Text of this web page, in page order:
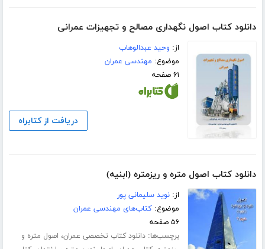
دانلود کتاب اصول نگهداری مصالح و تجهیزات عمرانی
از: وحید عبدالوهاب
موضوع: مهندسی عمران
۶۱ صفحه
دریافت از کتابراه
دانلود کتاب اصول متره و ریزمتره (ابنیه)
از:نوید سلیمانی پور
موضوع:کتاب‌های مهندسی عمران
۵۶ صفحه
برچسب‌ها:دانلود کتاب تخصصی عمران، اصول متره و